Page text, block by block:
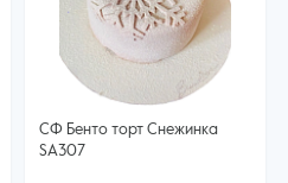
СФ Бенто торт Снежинка
SA307